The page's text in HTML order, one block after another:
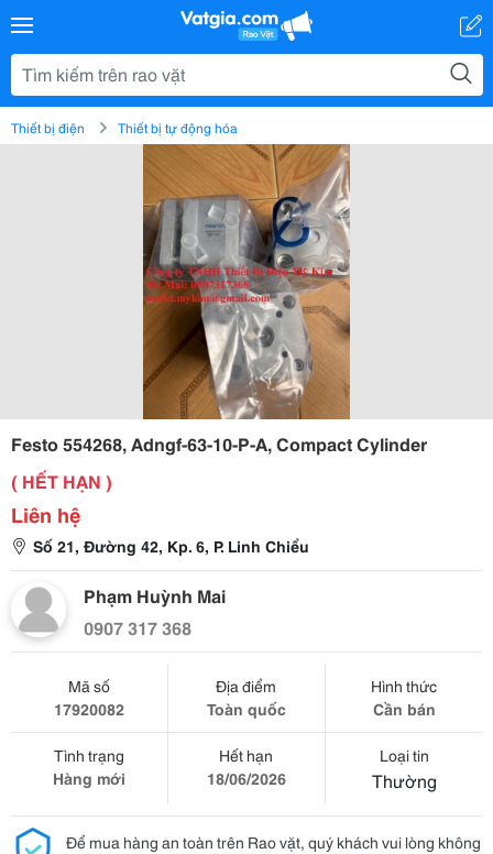
Thiết bị điện Thiết bị tự động hóa
Festo 554268, Adngf-63-10-P-A, Compact Cylinder
( HẾT HẠN )
Liên hệ
Số 21, Đường 42, Kp. 6, P. Linh Chiểu
Phạm Huỳnh Mai
0907 317 368
Mã số
17920082
Địa điểm
Toàn quốc
Hình thức
Cần bán
Tình trạng
Hàng mới
Hết hạn
18/06/2026
Loại tin
Thường
Để mua hàng an toàn trên Rao vặt, quý khách vui lòng không